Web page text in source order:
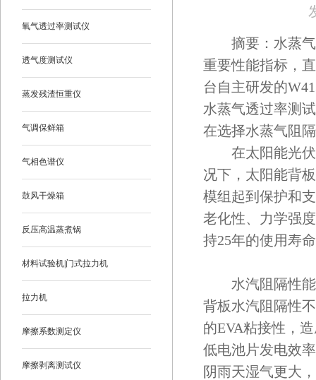
氧气透过率测试仪
透气度测试仪
蒸发残渣恒重仪
气调保鲜箱
气相色谱仪
鼓风干燥箱
反压高温蒸煮锅
材料试验机|门式拉力机
拉力机
摩擦系数测定仪
摩擦剥离测试仪
摘要：水蒸气
重要性能指标，
台自主研发的
水蒸气透过率测
在选择水蒸气阻
在太阳能光伏
况下，太阳能背
模组起到保护和
老化性、力学强
持25年的使用寿
水汽阻隔性能
背板水汽阻隔性
的EVA粘接性，
低电池片发电效
阴雨天湿气更大